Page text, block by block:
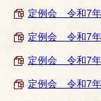
定例会 令和7年
定例会 令和7年
定例会 令和7年
定例会 令和7年